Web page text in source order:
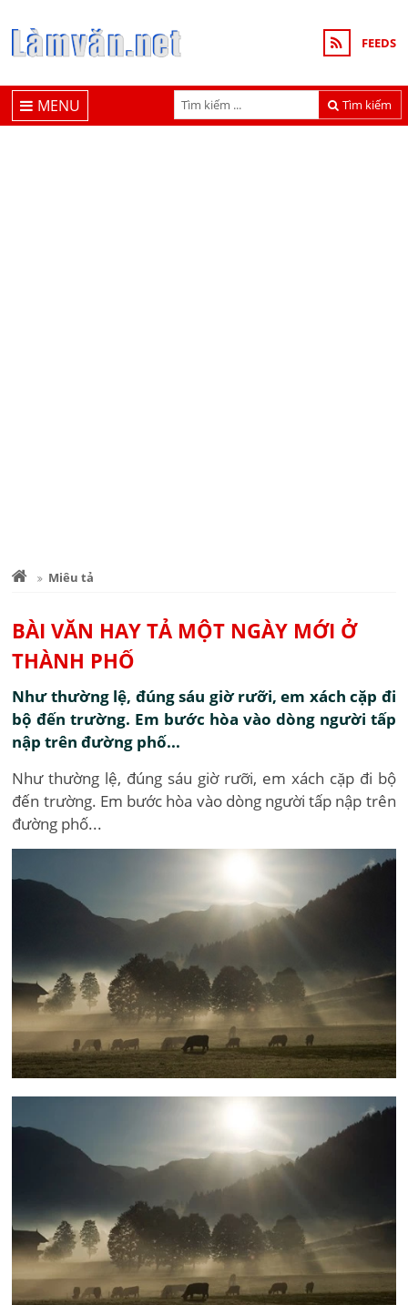
FEEDS
Tìm kiếm
MENU
Miêu tả
BÀI VĂN HAY TẢ MỘT NGÀY MỚI Ở
THÀNH PHỐ
Như thường lệ, đúng sáu giờ rưỡi, em xách cặp đi
bộ đến trường. Em bước hòa vào dòng người tấp
nập trên đường phố...
Như thường lệ, đúng sáu giờ rưỡi, em xách cặp đi bộ
đến trường. Em bước hòa vào dòng người tấp nập trên
đường phố...